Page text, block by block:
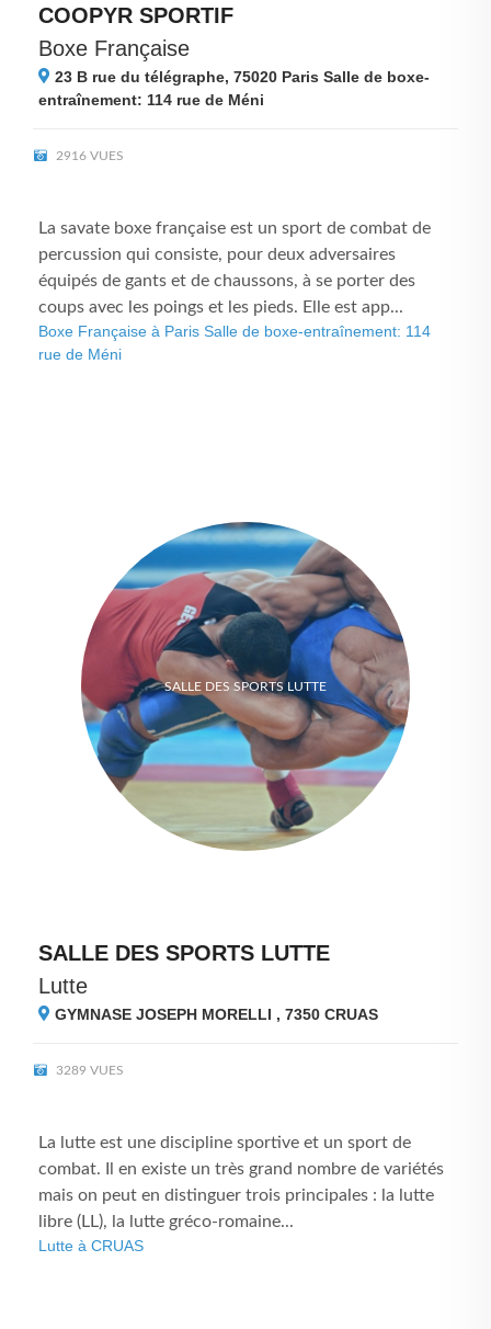
COOPYR SPORTIF
Boxe Française
23 B rue du télégraphe, 75020 Paris Salle de boxe-
entraînement: 114 rue de Méni
2916 VUES
La savate boxe française est un sport de combat de
percussion qui consiste, pour deux adversaires
équipés de gants et de chaussons, à se porter des
coups avec les poings et les pieds. Elle est app...
Boxe Française à Paris Salle de boxe-entraînement: 114
rue de Méni
SALLE DES SPORTS LUTTE
SALLE DES SPORTS LUTTE
Lutte
GYMNASE JOSEPH MORELLI , 7350 CRUAS
3289 VUES
La lutte est une discipline sportive et un sport de
combat. Il en existe un très grand nombre de variétés
mais on peut en distinguer trois principales : la lutte
libre (LL), la lutte gréco-romaine...
Lutte à CRUAS